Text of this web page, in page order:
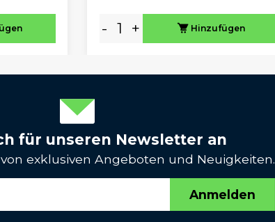
- + Hinzufügen
für unseren Newsletter an
exklusiven Angeboten und Neuigkeiten.
Anmelden